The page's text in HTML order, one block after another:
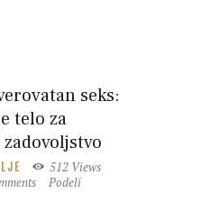
seks:
telo za
512 Views
Podeli